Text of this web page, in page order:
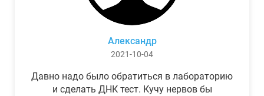
Александр
2021-10-04
Давно надо было обратиться в лабораторию
и сделать ДНК тест. Кучу нервов бы